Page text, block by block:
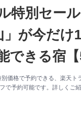
特別セー
」が今だ
できる宿
価格で予約できる、楽天
で予約可能です。詳しくご